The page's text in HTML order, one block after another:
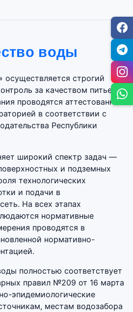
воды
осуществляется строгий
за качеством питьевой
проводятся аттестованной
в соответствии с
Республики
широкий спектр задач —
и подземных
технологических
и подачи в
На всех этапах
нормативные
проводятся в
нормативно-
полностью соответствует
правил №209 от 16 марта
эпидемиологические
местам водозабора